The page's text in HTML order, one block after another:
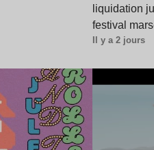
liquidation
festival
Il y a 2 jours
Lire l’article